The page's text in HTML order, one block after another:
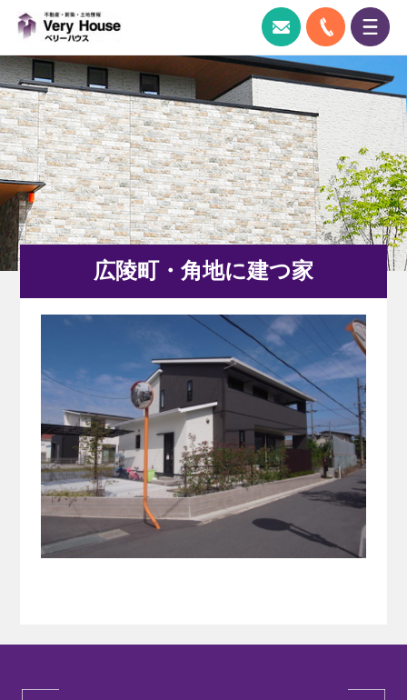
ベリーハウス｜奈良県広陵町の新築一戸
お問い合わせ
0745-51-
ス
広陵町・角地に建つ家